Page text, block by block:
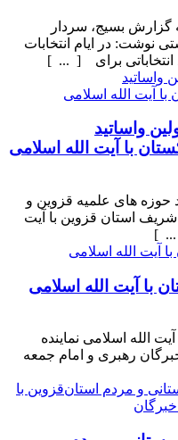
گزارش بسیج، سردار
نوشت: در ایام انتخابات
برای [ ... ]
واساتید
با آیت الله اسلامی
حوزه های علمیه قزوین و
استان قزوین با آیت
... ]
آیت الله اسلامی
الله اسلامی نماینده
رهبری و امام جمعه